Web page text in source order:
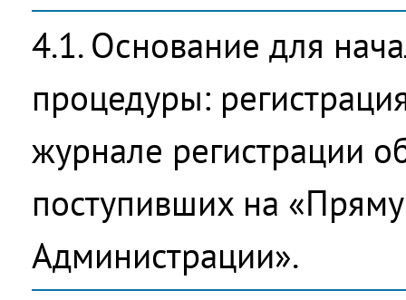
4.1. Основание для
процедуры:
журнале регистрации
поступивших на
Администрации».